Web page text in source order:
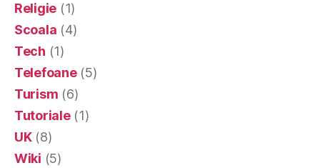
Religie (1)
Scoala (4)
Tech (1)
Telefoane(5)
Turism (6)
Tutoriale(1)
UK(8)
Wiki (5)